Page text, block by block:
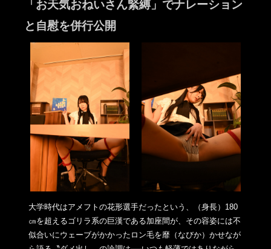
「お天気おねいさん緊縛」でナレーション
と自慰を併行公開
大学時代はアメフトの花形選手だったという、（身長）180
㎝を超えるゴリラ系の巨漢である加座間が、その容姿には不
似合いにウ ェーブがかかったロン毛を靡（なびか）かせなが